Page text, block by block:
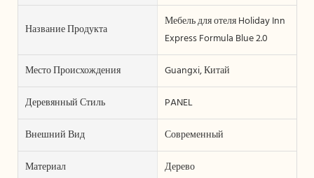
Название Продукта
Мебель для отеля Holiday Inn
Express Formula Blue 2.0
Место Происхождения
Guangxi, Китай
Деревянный Стиль
PANEL
Внешний Вид
Современный
Материал
Дерево